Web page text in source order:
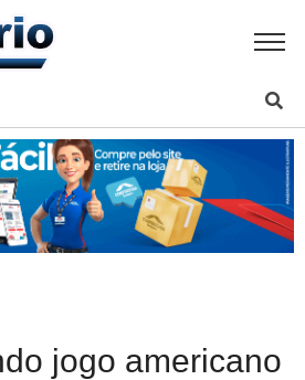
jogo americano